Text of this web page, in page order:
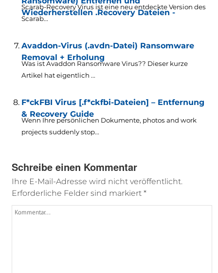
Wiederherstellen .Recovery Dateien -
Scarab-Recovery Virus ist eine neu entdeckte Version des
Scarab...
Avaddon-Virus (.avdn-Datei) Ransomware
Removal + Erholung
Was ist Avaddon Ransomware Virus?? Dieser kurze
Artikel hat eigentlich ...
F*ckFBI Virus [.f*ckfbi-Dateien] – Entfernung
& Recovery Guide
Wenn Ihre persönlichen Dokumente, photos and work
projects suddenly stop...
Schreibe einen Kommentar
Ihre E-Mail-Adresse wird nicht veröffentlicht.
Erforderliche Felder sind markiert *